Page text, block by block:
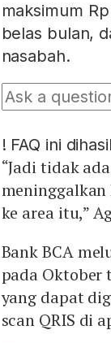
maksimum
belas bulan,
nasabah.
! FAQ ini
“Jadi tidak
ke area itu,”
Bank BCA
pada Oktober
yang dapat
scan QRIS di